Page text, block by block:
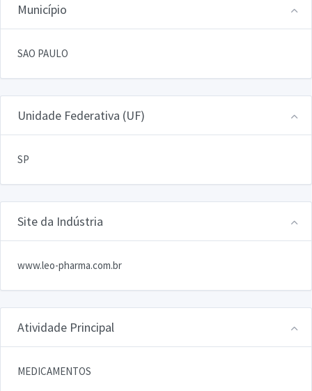
Município
SAO PAULO
Unidade Federativa (UF)
SP
Site da Indústria
www.leo-pharma.com.br
Atividade Principal
MEDICAMENTOS